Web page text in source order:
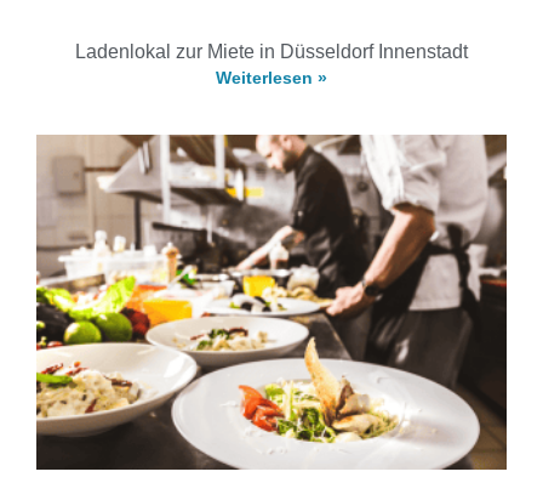
Ladenlokal zur Miete in Düsseldorf Innenstadt
Weiterlesen »